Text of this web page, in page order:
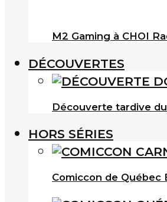
M2 Gaming à CHOI
DÉCOUVERTES
Découverte tardive
HORS SÉRIES
Comiccon de Québec